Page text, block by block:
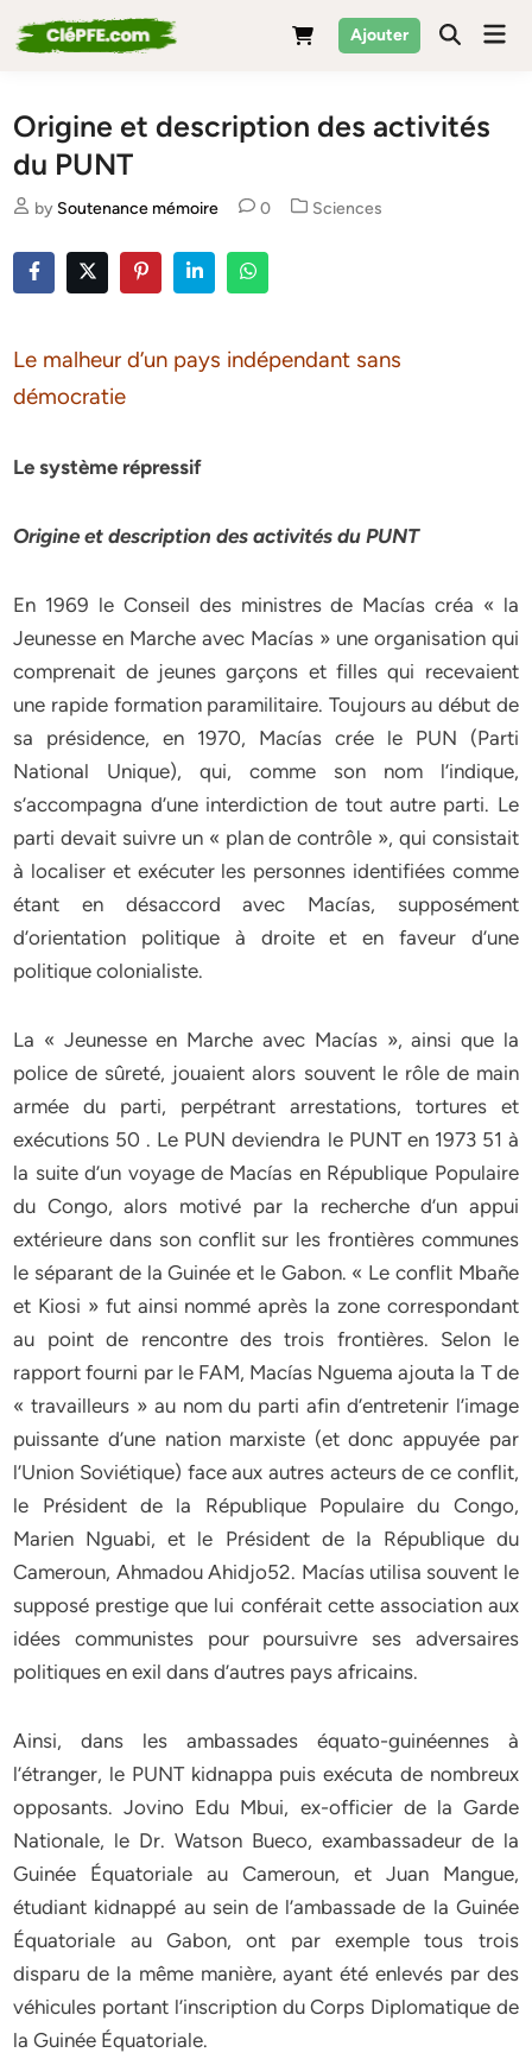
to
Ajouter
Origine et description des activités
du PUNT
by Soutenance mémoire 0
Posted
Sciences
Le malheur d’un pays indépendant sans
démocratie
Le système répressif
Origine et description des activités du PUNT
En 1969 le Conseil des ministres de Macías créa « la
Jeunesse en Marche avec Macías » une organisation qui
comprenait de jeunes garçons et filles qui recevaient
une rapide formation paramilitaire. Toujours au début de
sa présidence, en 1970, Macías crée le PUN (Parti
National Unique), qui, comme son nom l’indique,
s’accompagna d’une interdiction de tout autre parti. Le
parti devait suivre un « plan de contrôle », qui consistait
à localiser et exécuter les personnes identifiées comme
étant en désaccord avec Macías, supposément
d’orientation politique à droite et en faveur d’une
politique colonialiste.
La « Jeunesse en Marche avec Macías », ainsi que la
police de sûreté, jouaient alors souvent le rôle de main
armée du parti, perpétrant arrestations, tortures et
exécutions 50 . Le PUN deviendra le PUNT en 1973 51 à
la suite d’un voyage de Macías en République Populaire
du Congo, alors motivé par la recherche d’un appui
extérieure dans son conflit sur les frontières communes
le séparant de la Guinée et le Gabon. « Le conflit Mbañe
et Kiosi » fut ainsi nommé après la zone correspondant
au point de rencontre des trois frontières. Selon le
rapport fourni par le FAM, Macías Nguema ajouta la T de
« travailleurs » au nom du parti afin d’entretenir l’image
puissante d’une nation marxiste (et donc appuyée par
l’Union Soviétique) face aux autres acteurs de ce conflit,
le Président de la République Populaire du Congo,
Marien Nguabi, et le Président de la République du
Cameroun, Ahmadou Ahidjo52. Macías utilisa souvent le
supposé prestige que lui conférait cette association aux
idées communistes pour poursuivre ses adversaires
politiques en exil dans d’autres pays africains.
Ainsi, dans les ambassades équato-guinéennes à
l’étranger, le PUNT kidnappa puis exécuta de nombreux
opposants. Jovino Edu Mbui, ex-officier de la Garde
Nationale, le Dr. Watson Bueco, exambassadeur de la
Guinée Équatoriale au Cameroun, et Juan Mangue,
étudiant kidnappé au sein de l’ambassade de la Guinée
Équatoriale au Gabon, ont par exemple tous trois
disparu de la même manière, ayant été enlevés par des
véhicules portant l’inscription du Corps Diplomatique de
la Guinée Équatoriale.